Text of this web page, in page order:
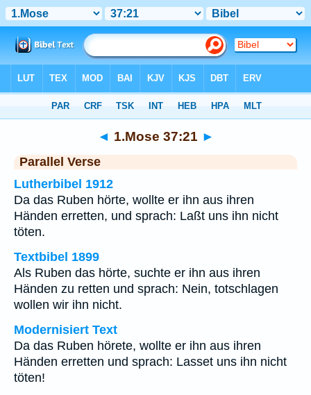
◄ 1.Mose 37:21 ►
Parallel Verse
Lutherbibel 1912
Da das Ruben hörte, wollte er ihn aus ihren
Händen erretten, und sprach: Laßt uns ihn nicht
töten.
Textbibel 1899
Als Ruben das hörte, suchte er ihn aus ihren
Händen zu retten und sprach: Nein, totschlagen
wollen wir ihn nicht.
Modernisiert Text
Da das Ruben hörete, wollte er ihn aus ihren
Händen erretten und sprach: Lasset uns ihn nicht
töten!